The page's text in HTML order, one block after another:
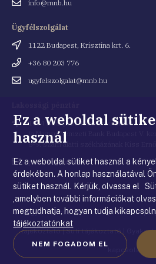
Emailinfo@mnb.hu
Ügyfélszolgálat
Cím
1122 Budapest, Krisztina krt. 6.
Telefonszám
+36 80 203 776
Emailugyfelszolgalat@mnb.hu
Cím 1054 Budapest, Kiss Ernő utca 1.
(a Magyar Nemzeti Bank Budapest V.
8-9. szám alatti székházának Kiss Ernő
Email
cím
penztar@mnb.hu
© Magyar Nemzeti Bank |Impresszum|
tájékoztató|Süti tájékoztató|
kapcsolatban
Ez a weboldal
használ
Ez a weboldal sütiket használ a
érdekében. A honlap használatával
sütiket használ. Kérjük, olvassa el
,amelyben további információkat
megtudhatja, hogyan tudja
tájékoztatónkat
NEM FOGADOM EL